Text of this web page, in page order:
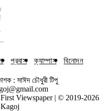
প্রবাস ক্যাম্পাস বিনোদন
: সাঈদ চৌধুরী টিপু
First Viewspaper | © 2019-2026